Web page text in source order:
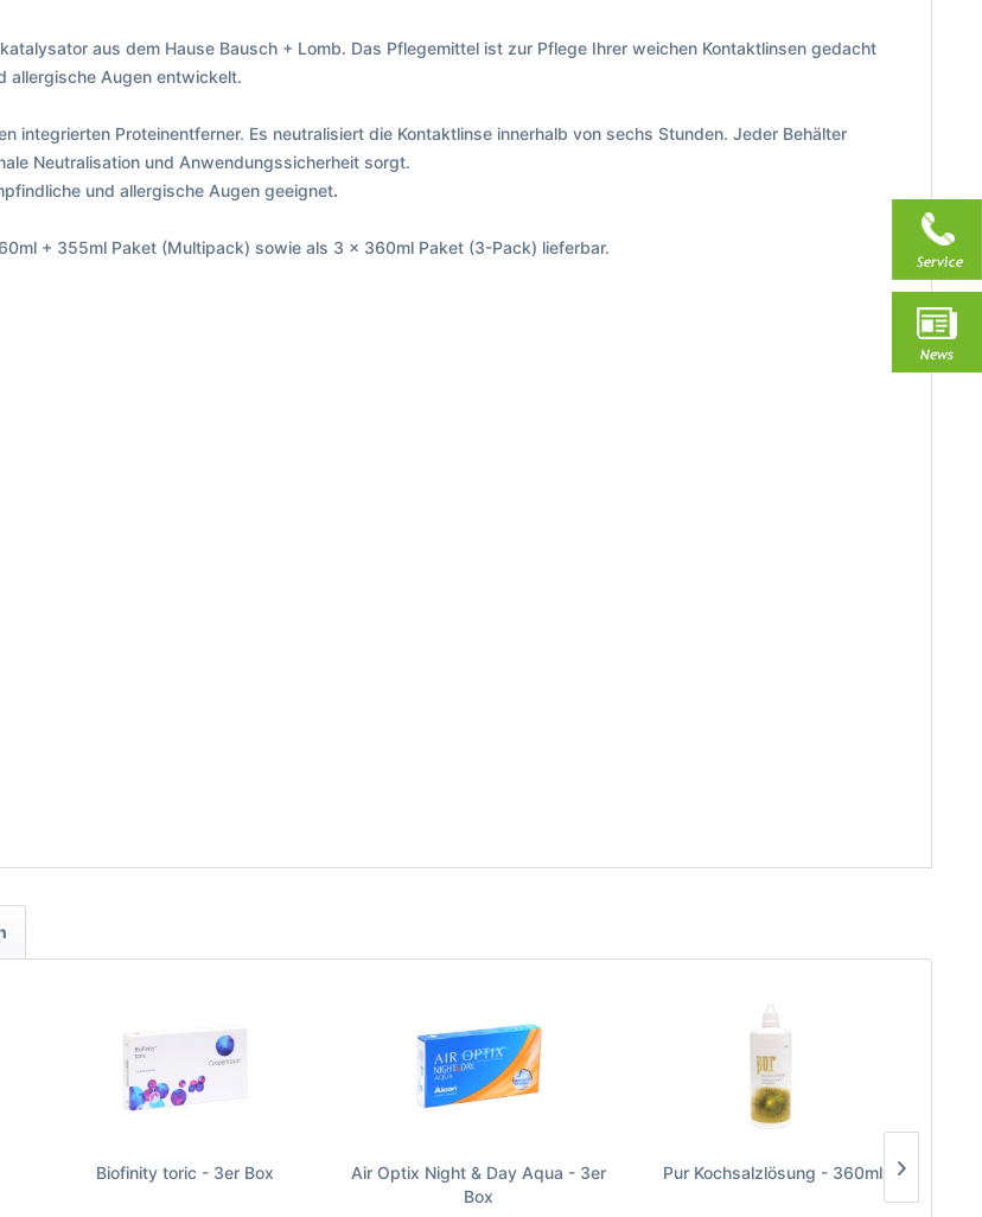
aus dem Hause Bausch + Lomb. Das Pflegemittel ist zur Pflege Ihrer weichen Kontaktlinsen gedacht
allergische Augen entwickelt.
integrierten Proteinentferner. Es neutralisiert die Kontaktlinse innerhalb von sechs Stunden. Jeder Behälter
Neutralisation und Anwendungssicherheit sorgt.
und allergische Augen geeignet.
+ 355ml Paket (Multipack) sowie als 3 x 360ml Paket (3-Pack) lieferbar.
Biofinity toric - 3er Box
Air Optix Night & Day Aqua - 3er
Box
Pur Kochsalzlösung - 360ml